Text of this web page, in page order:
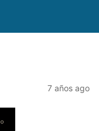
7 años ago